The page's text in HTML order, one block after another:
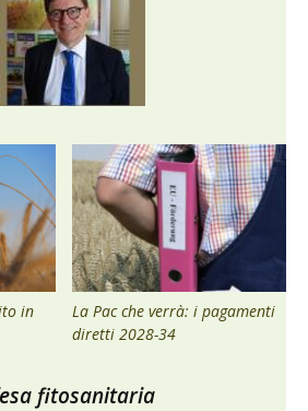
in
La Pac che verrà: i pagamenti
diretti 2028-34
fitosanitaria